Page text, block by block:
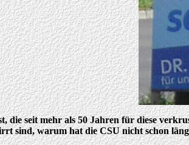
die seit mehr als 50 Jahren für diese
sind, warum hat die CSU nicht schon